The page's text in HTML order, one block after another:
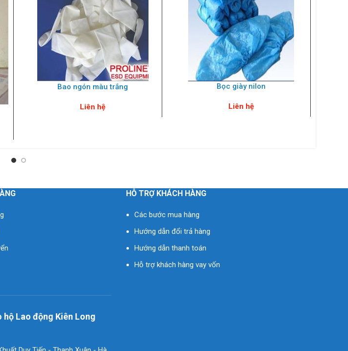
Bao ngón màu trắng
Liên hệ
Bọc giày nilon
Liên hệ
hộ Lao động Kiên Long
HỖ TRỢ KHÁCH HÀNG
Các bước mua hàng
Hướng dẫn đổi trả hàng
Hướng dẫn thanh toán
Hỗ trợ khách hàng vay vốn